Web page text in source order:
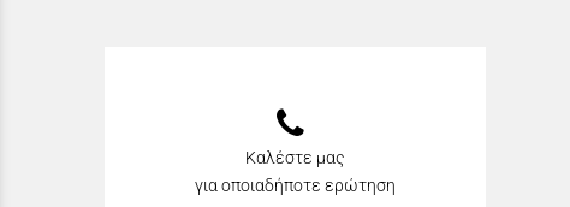
Καλέστε μας
για οποιαδήποτε ερώτηση